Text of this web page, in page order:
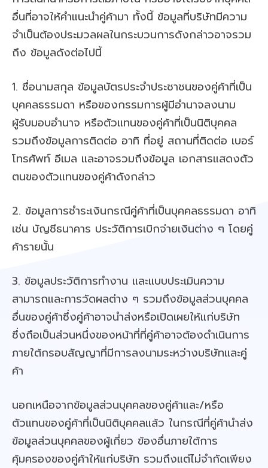
อื่นที่อาจให้คำแนะนำคู่ค้ามา ทั้งนี้ ข้อมูลที่บริษัทมีความ
จำเป็นต้องประมวลผลในกระบวนการดังกล่าวอาจรวม
ถึง ข้อมูลดังต่อไปนี้
1. ชื่อนามสกุล ข้อมูลบัตรประจำประชาชนของคู่ค้าที่เป็น
บุคคลธรรมดา หรือของกรรมการผู้มีอำนาจลงนาม
ผู้รับมอบอำนาจ หรือตัวแทนของคู่ค้าที่เป็นนิติบุคคล
รวมถึงข้อมูลการติดต่อ อาทิ ที่อยู่ สถานที่ติดต่อ เบอร์
โทรศัพท์ อีเมล และอาจรวมถึงข้อมูล เอกสารแสดงตัว
ตนของตัวแทนของคู่ค้าดังกล่าว
2. ข้อมูลการชำระเงินกรณีคู่ค้าที่เป็นบุคคลธรรมดา อาทิ
เช่น บัญชีธนาคาร ประวัติการเบิกจ่ายเงินต่าง ๆ โดยคู่
ค้ารายนั้น
3. ข้อมูลประวัติการทำงาน และแบบประเมินความ
สามารถและการวัดผลต่าง ๆ รวมถึงข้อมูลส่วนบุคคล
อื่นของคู่ค้าซึ่งคู่ค้าอาจนำส่งหรือเปิดเผยให้แก่บริษัท
ซึ่งถือเป็นส่วนหนึ่งของหน้าที่ที่คู่ค้าอาจต้องดำเนินการ
ภายใต้กรอบสัญญาที่มีการลงนามระหว่างบริษัทและคู่
ค้า
นอกเหนือจากข้อมูลส่วนบุคคลของคู่ค้าและ/หรือ
ตัวแทนของคู่ค้าที่เป็นนิติบุคคลแล้ว ในกรณีที่คู่ค้านำส่ง
ข้อมูลส่วนบุคคลของผู้เกี่ยว ข้องอื่นภายใต้การ
คุ้มครองของคู่ค้าให้แก่บริษัท รวมถึงแต่ไม่จำกัดเพียง